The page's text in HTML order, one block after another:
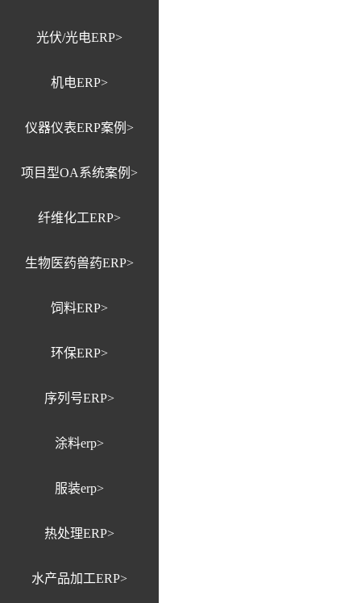
光伏/光电ERP>
机电ERP>
仪器仪表ERP案例>
项目型OA系统案例>
纤维化工ERP>
生物医药兽药ERP>
饲料ERP>
环保ERP>
序列号ERP>
涂料erp>
服装erp>
热处理ERP>
水产品加工ERP>